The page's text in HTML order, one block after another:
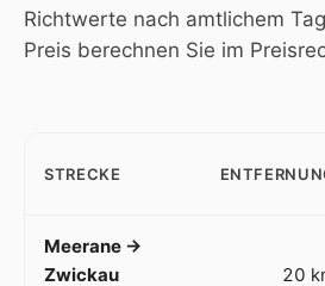
Richtwerte nach amtlichem
Preis berechnen Sie im
STRECKE
Meerane →
Zwickau
20